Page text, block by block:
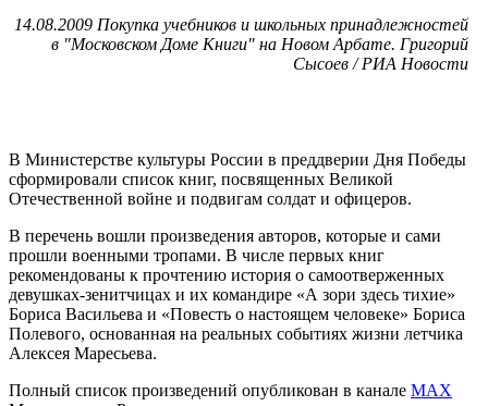
14.08.2009 Покупка учебников и школьных принадлежностей
в "Московском Доме Книги" на Новом Арбате. Григорий
Сысоев / РИА Новости
В Министерстве культуры России в преддверии Дня Победы
сформировали список книг, посвященных Великой
Отечественной войне и подвигам солдат и офицеров.
В перечень вошли произведения авторов, которые и сами
прошли военными тропами. В числе первых книг
рекомендованы к прочтению история о самоотверженных
девушках-зенитчицах и их командире «А зори здесь тихие»
Бориса Васильева и «Повесть о настоящем человеке» Бориса
Полевого, основанная на реальных событиях жизни летчика
Алексея Маресьева.
Полный список произведений опубликован в канале MAX